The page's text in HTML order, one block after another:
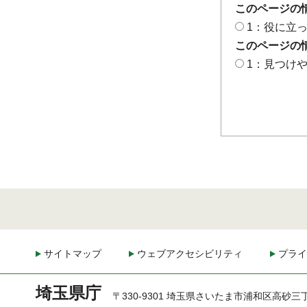
このページの
1：役に立
このページの
1：見つけ
サイトマップ ウェブアクセシビリティ プラ
埼玉県庁 〒330-9301 埼玉県さいたま市浦和区高砂三